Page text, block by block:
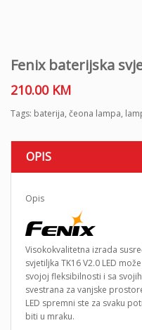
Fenix ​​​​baterijska
210.00 KM
Tags: baterija, čeona lampa,
OPIS
Opis
Visokokvalitetna izrada
svjetiljka TK16 V2.0 LED
svojoj fleksibilnosti i sa
svestrana za vanjske
LED spremni ste za svaku
biti u mraku.